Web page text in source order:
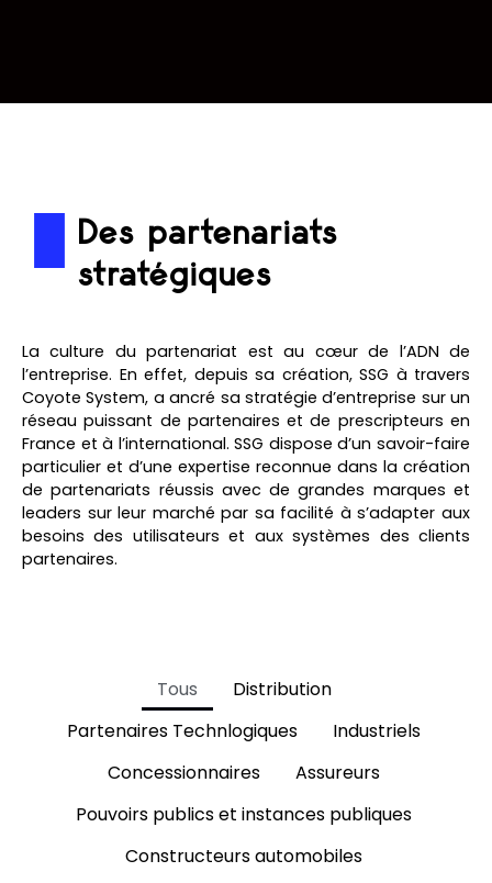
Des partenariats
stratégiques
La culture du partenariat est au cœur de l’ADN de
l’entreprise. En effet, depuis sa création, SSG à travers
Coyote System, a ancré sa stratégie d’entreprise sur un
réseau puissant de partenaires et de prescripteurs en
France et à l’international. SSG dispose d’un savoir-faire
particulier et d’une expertise reconnue dans la création
de partenariats réussis avec de grandes marques et
leaders sur leur marché par sa facilité à s’adapter aux
besoins des utilisateurs et aux systèmes des clients
partenaires.
Tous
Distribution
Partenaires Technlogiques
Industriels
Concessionnaires
Assureurs
Pouvoirs publics et instances publiques
Constructeurs automobiles